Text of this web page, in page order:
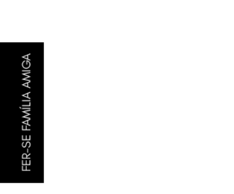
FER-SE FAMÍLIA AMIGA